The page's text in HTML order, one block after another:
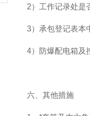
2）工作记录处是
3）承包登记表本
4）防爆配电箱及
六、其他措施